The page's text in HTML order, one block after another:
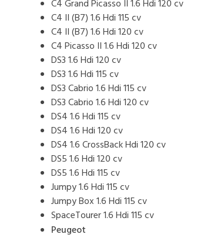
C4 Grand Picasso II 1.6 Hdi 120 cv
C4 II (B7) 1.6 Hdi 115 cv
C4 II (B7) 1.6 Hdi 120 cv
C4 Picasso II 1.6 Hdi 120 cv
DS3 1.6 Hdi 120 cv
DS3 1.6 Hdi 115 cv
DS3 Cabrio 1.6 Hdi 115 cv
DS3 Cabrio 1.6 Hdi 120 cv
DS4 1.6 Hdi 115 cv
DS4 1.6 Hdi 120 cv
DS4 1.6 CrossBack Hdi 120 cv
DS5 1.6 Hdi 120 cv
DS5 1.6 Hdi 115 cv
Jumpy 1.6 Hdi 115 cv
Jumpy Box 1.6 Hdi 115 cv
SpaceTourer 1.6 Hdi 115 cv
Peugeot